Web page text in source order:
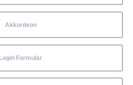
Akkordeon
Login Formular